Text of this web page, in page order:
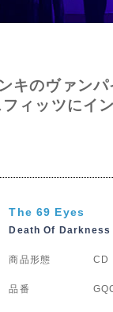
キのヴァン
ィッツにイ
The 69 Eyes
Death Of Darkness
商品形態 CD
品番